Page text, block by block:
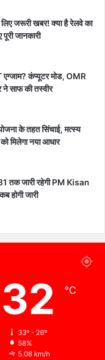
जरूरी खबर! क्या है रेलवे का
जानकारी
एग्जाम? कंप्यूटर मोड, OMR
ने साफ की तस्वीर
के तहत सिंचाई, मत्स्य
मिलेगा नया आधार
तक जारी रहेगी PM Kisan
होगी जारी
32 ℃
33º - 26º
58%
5.08 km/h